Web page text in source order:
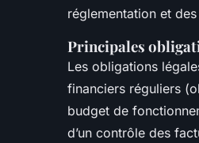
réglementation et
Principales
Les obligations
financiers réguliers
budget de
d’un contrôle des